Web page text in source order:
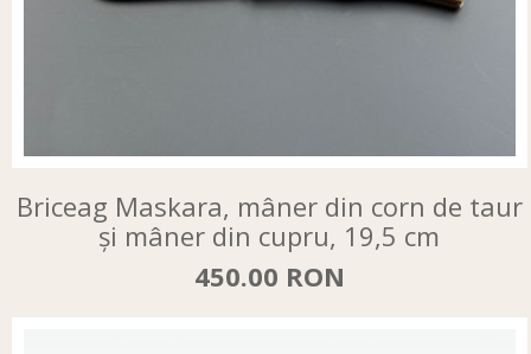
Briceag Maskara, mâner din corn de taur
și mâner din cupru, 19,5 cm
450.00 RON